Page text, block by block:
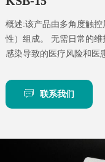
概述:该产品由多角度触
性）组成。 无需日常的
感染导致的医疗风险和医
联系我们